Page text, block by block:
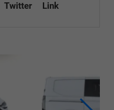
Twitter Link